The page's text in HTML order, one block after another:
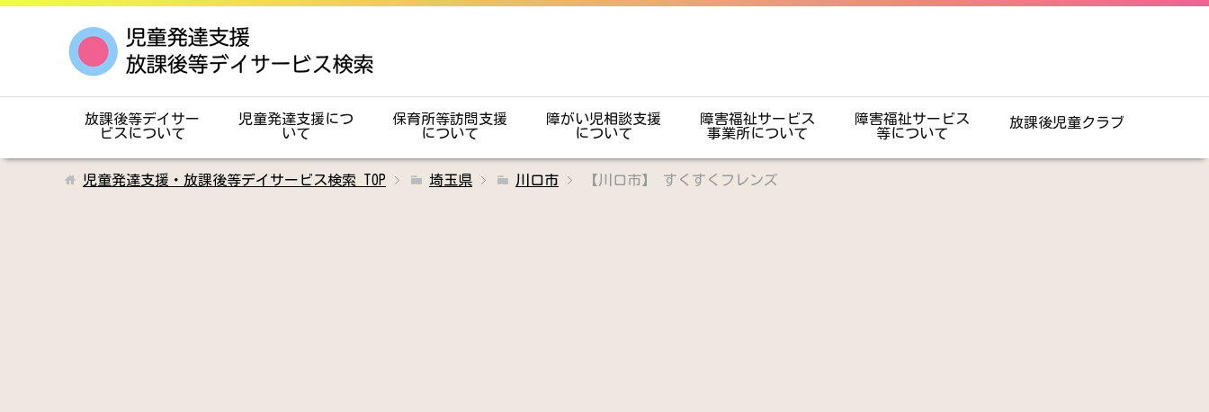
放課後等デイサー
ビスについて
児童発達支援につ
いて
保育所等訪問支援
について
障がい児相談支援
について
障害福祉サービス
事業所について
障害福祉サービス
等について
放課後児童クラブ
児童発達支援・放課後等デイサービス検索 TOP 埼玉県 川口市 【川口市】 すくすくフレンズ